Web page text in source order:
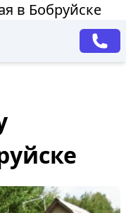
в Бобруйске